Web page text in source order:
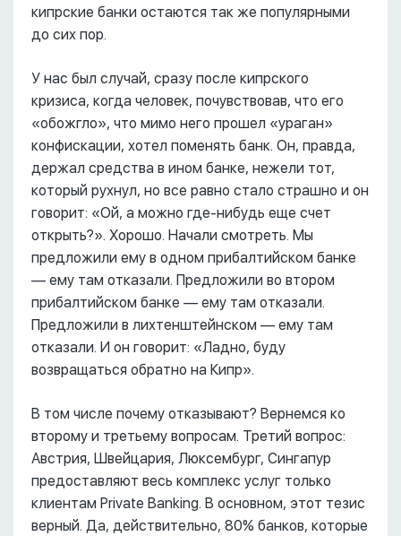
кипрские банки остаются так же популярными
до сих пор.
У нас был случай, сразу после кипрского
кризиса, когда человек, почувствовав, что его
«обожгло», что мимо него прошел «ураган»
конфискации, хотел поменять банк. Он, правда,
держал средства в ином банке, нежели тот,
который рухнул, но все равно стало страшно и он
говорит: «Ой, а можно где-нибудь еще счет
открыть?». Хорошо. Начали смотреть. Мы
предложили ему в одном прибалтийском банке
–– ему там отказали. Предложили во втором
прибалтийском банке –– ему там отказали.
Предложили в лихтенштейнском –– ему там
отказали. И он говорит: «Ладно, буду
возвращаться обратно на Кипр».
В том числе почему отказывают? Вернемся ко
второму и третьему вопросам. Третий вопрос:
Австрия, Швейцария, Люксембург, Сингапур
предоставляют весь комплекс услуг только
клиентам Private Banking. В основном, этот тезис
верный. Да, действительно, 80% банков, которые